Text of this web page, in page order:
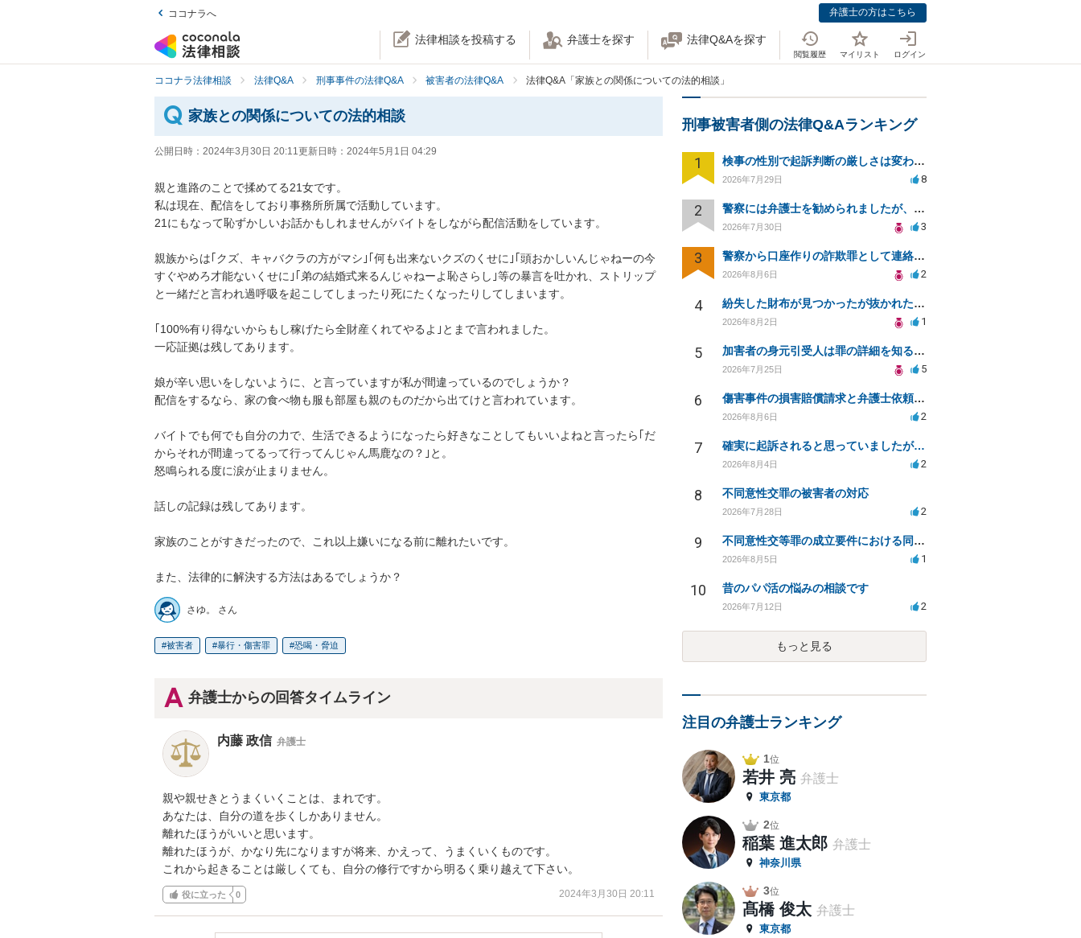
ココナラへ 弁護士の方はこちら
法律相談を投稿する 弁護士を探す 法律Q&Aを探す
閲覧履歴 マイリスト ログイン
ココナラ法律相談 法律Q&A 刑事事件の法律Q&A 被害者の法律Q&A 法律Q&A「家族との関係についての法的相談」
家族との関係についての法的相談
公開日時： 2024年3月30日 20:11更新日時： 2024年5月1日 04:29
親と進路のことで揉めてる21女です。
私は現在、配信をしており事務所所属で活動しています。
21にもなって恥ずかしいお話かもしれませんがバイトをしながら配信活動をしています。
親族からは｢クズ、キャバクラの方がマシ｣｢何も出来ないクズのくせに｣｢頭おかしいんじゃねーの今
すぐやめろ才能ないくせに｣｢弟の結婚式来るんじゃねーよ恥さらし｣等の暴言を吐かれ、ストリップ
と一緒だと言われ過呼吸を起こしてしまったり死にたくなったりしてしまいます。
｢100%有り得ないからもし稼げたら全財産くれてやるよ｣とまで言われました。
一応証拠は残してあります。
娘が辛い思いをしないように、と言っていますが私が間違っているのでしょうか？
配信をするなら、家の食べ物も服も部屋も親のものだから出てけと言われています。
バイトでも何でも自分の力で、生活できるようになったら好きなことしてもいいよねと言ったら｢だ
からそれが間違ってるって行ってんじゃん馬鹿なの？｣と。
怒鳴られる度に涙が止まりません。
話しの記録は残してあります。
家族のことがすきだったので、これ以上嫌いになる前に離れたいです。
また、法律的に解決する方法はあるでしょうか？
さゆ。 さん
被害者 暴行・傷害罪 恐喝・脅迫
弁護士からの回答タイムライン
内藤 政信 弁護士
親や親せきとうまくいくことは、まれです。
あなたは、自分の道を歩くしかありません。
離れたほうがいいと思います。
離れたほうが、かなり先になりますが将来、かえって、うまくいくものです。
これから起きることは厳しくても、自分の修行ですから明るく乗り越えて下さい。
役に立った 0 2024年3月30日 20:11
刑事被害者側の法律Q&Aランキング
1 検事の性別で起訴判断の厳しさは変わるのか知りたい
2026年7月29日 8
2 警察には弁護士を勧められましたが、費用対効果で依頼をすることを躊躇しています。
2026年7月30日 3
3 警察から口座作りの詐欺罪として連絡が来ました。
2026年8月6日 2
4 紛失した財布が見つかったが抜かれた現金について
2026年8月2日 1
5 加害者の身元引受人は罪の詳細を知ることができるか？
2026年7月25日 5
6 傷害事件の損害賠償請求と弁護士依頼の必要性について
2026年8月6日 2
7 確実に起訴されると思っていましたが…
2026年8月4日 2
8 不同意性交罪の被害者の対応
2026年7月28日 2
9 不同意性交等罪の成立要件における同意とアルコールの影響
2026年8月5日 1
10 昔のパパ活の悩みの相談です
2026年7月12日 2
もっと見る
注目の弁護士ランキング
1位
若井 亮 弁護士
東京都
2位
稲葉 進太郎 弁護士
神奈川県
3位
髙橋 俊太 弁護士
東京都